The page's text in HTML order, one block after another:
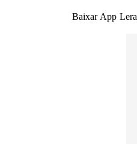
Baixar App Lera